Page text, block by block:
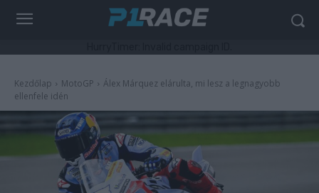
Kezdőlap MotoGP
Álex Márquez elárulta, mi lesz a legnagyobb
ellenfele idén